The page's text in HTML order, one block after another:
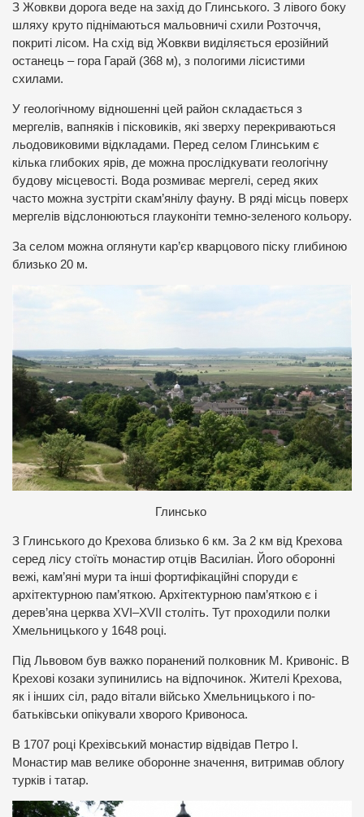
З Жовкви дорога веде на захід до Глинського. З лівого боку
шляху круто піднімаються мальовничі схили Розточчя,
покриті лісом. На схід від Жовкви виділяється ерозійний
останець – гора Гарай (368 м), з пологими лісистими
схилами.
У геологічному відношенні цей район складається з
мергелів, вапняків і пісковиків, які зверху перекриваються
льодовиковими відкладами. Перед селом Глинським є
кілька глибоких ярів, де можна прослідкувати геологічну
будову місцевості. Вода розмиває мергелі, серед яких
часто можна зустріти скам’янілу фауну. В ряді місць поверх
мергелів відслонюються глауконіти темно-зеленого кольору.
За селом можна оглянути кар’єр кварцового піску глибиною
близько 20 м.
Глинсько
З Глинського до Крехова близько 6 км. За 2 км від Крехова
серед лісу стоїть монастир отців Василіан. Його оборонні
вежі, кам’яні мури та інші фортифікаційні споруди є
архітектурною пам’яткою. Архітектурною пам’яткою є і
дерев’яна церкваXVI –XVII
століть. Тут проходили полки
Хмельницького у 1648 році.
Під Львовом був важко поранений полковник М. Кривоніс. В
Крехові козаки зупинились на відпочинок. Жителі Крехова,
як і інших сіл, радо вітали військо Хмельницького і по-
батьківськи опікували хворого Кривоноса.
В 1707 році Крехівський монастир відвідав Петро І.
Монастир мав велике оборонне значення, витримав облогу
турків і татар.